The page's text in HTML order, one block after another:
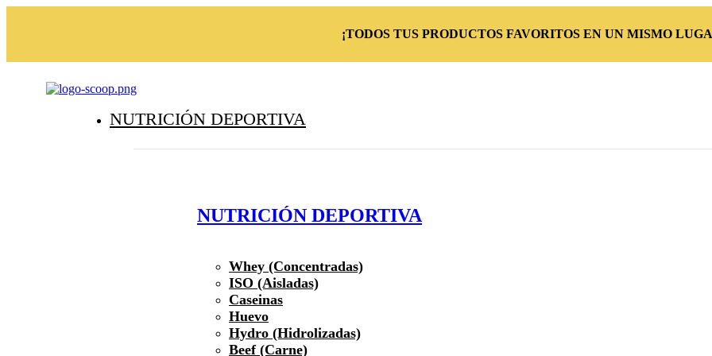
¡TODOS TUS PRODUCTOS FAVORITOS EN UN MISMO
NUTRICIÓN DEPORTIVA
NUTRICIÓN DEPORTIVA
Whey (Concentradas)
ISO (Aisladas)
Caseinas
Huevo
Hydro (Hidrolizadas)
Beef (Carne)